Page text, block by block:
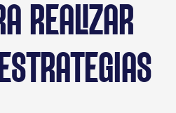
REALIZAR